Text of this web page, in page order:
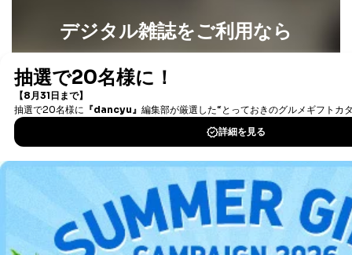
場合であって、本人の同意を得ることが困難であると
き。
公衆衛生の向上または児童の健全な育成の推進のため
に特に必要がある場合であって、本人の同意を得るこ
とが困難である場合。
国の機関もしくは地方公共団体またはその委託を受け
た者が法令の定める事務を遂行することに対して協力
する必要がある場合であって、本人の同意を得ること
き。
だ企業に、業務の一部として個人情報の取扱いを委
託・提供する場合、その業務に必要な範囲で委託・提
供先企業に個人情報を開示することがあります。
委託・提供先企業は具体的には以下のような企業です
が、これらに限りません。
デジタル雑誌をご利用なら
書籍）が無料で読み放題！
DOWNLOAD FOR IOS
DOWNLOAD FOR ANDROID
ご利用方法はこちら